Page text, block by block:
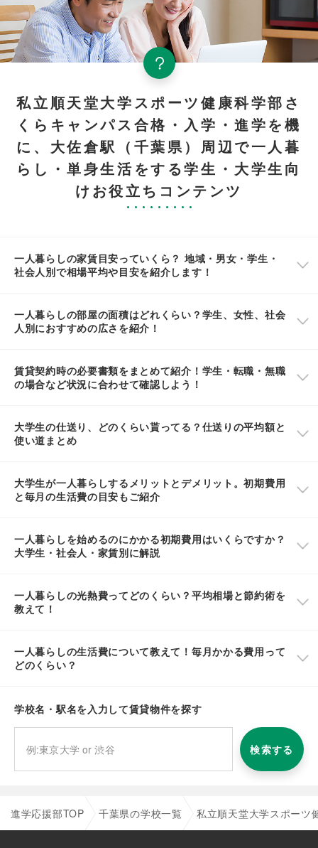
私立順天堂大学スポーツ健康科学部さ
くらキャンパス合格・入学・進学を機
に、大佐倉駅（千葉県）周辺で一人暮
らし・単身生活をする学生・大学生向
けお役立ちコンテンツ
一人暮らしの家賃目安っていくら？ 地域・男女・学生・
社会人別で相場平均や目安を紹介します！
一人暮らしの部屋の面積はどれくらい？学生、女性、社会
人別におすすめの広さを紹介！
賃貸契約時の必要書類をまとめて紹介！学生・転職・無職
の場合など状況に合わせて確認しよう！
大学生の仕送り、どのくらい貰ってる？仕送りの平均額と
使い道まとめ
大学生が一人暮らしするメリットとデメリット。初期費用
と毎月の生活費の目安もご紹介
一人暮らしを始めるのにかかる初期費用はいくらですか？
大学生・社会人・家賃別に解説
一人暮らしの光熱費ってどのくらい？平均相場と節約術を
教えて！
一人暮らしの生活費について教えて！毎月かかる費用って
どのくらい？
学校名・駅名を入力して賃貸物件を探す
検索する
進学応援部TOP 千葉県の学校一覧 私立順天堂大学スポーツ